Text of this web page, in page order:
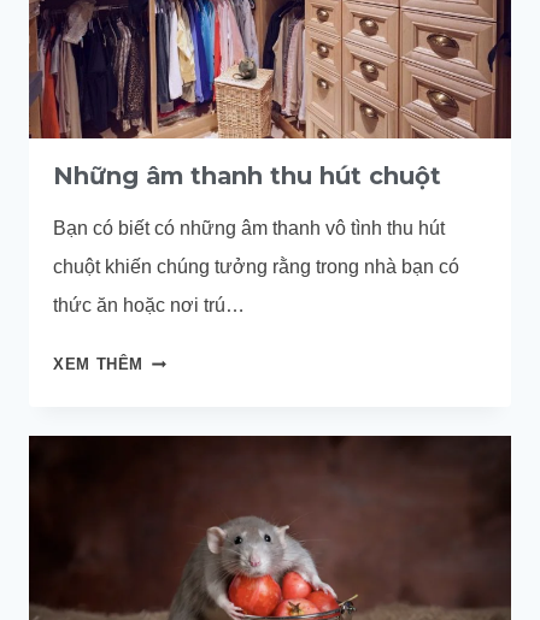
LẠI
NHANH
HƠN
Những âm thanh thu hút chuột
Bạn có biết có những âm thanh vô tình thu hút
chuột khiến chúng tưởng rằng trong nhà bạn có
thức ăn hoặc nơi trú…
XEM THÊM
NHỮNG